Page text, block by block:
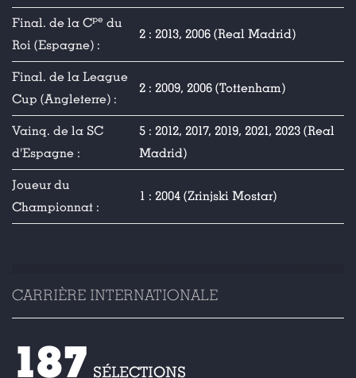
Final. de la Cpe du
Roi (Espagne) :
2 : 2013, 2006 (Real Madrid)
Final. de la League
Cup (Angleterre) :
2 : 2009, 2006 (Tottenham)
Vainq. de la SC
d'Espagne :
5 : 2012, 2017, 2019, 2021, 2023 (Real
Madrid)
Joueur du
Championnat :
1 : 2004 (Zrinjski Mostar)
CARRIÈRE INTERNATIONALE
187 SÉLECTIONS